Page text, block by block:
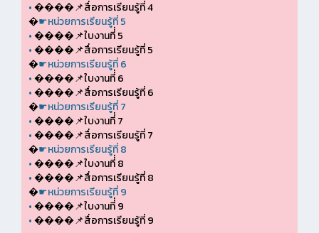
•����📌สื่อการเรียนรู้ที่ 4
�☛หน่วยการเรียนรู้ที่ 5
•����📌ใบงานที่่ 5
•����📌สื่อการเรียนรู้ที่ 5
�☛หน่วยการเรียนรู้ที่ 6
•����📌ใบงานที่่ 6
•����📌สื่อการเรียนรู้ที่ 6
�☛หน่วยการเรียนรู้ที่ 7
•����📌ใบงานที่่ 7
•����📌สื่อการเรียนรู้ที่ 7
�☛หน่วยการเรียนรู้ที่ 8
•����📌ใบงานที่่ 8
•����📌สื่อการเรียนรู้ที่ 8
�☛หน่วยการเรียนรู้ที่ 9
•����📌ใบงานที่่ 9
•����📌สื่อการเรียนรู้ที่ 9